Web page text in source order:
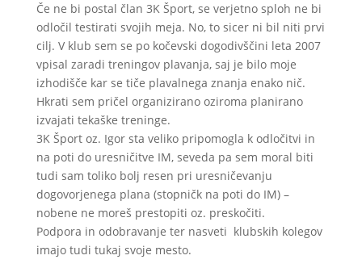
Če ne bi postal član 3K Šport, se verjetno sploh ne bi
odločil testirati svojih meja. No, to sicer ni bil niti prvi
cilj. V klub sem se po kočevski dogodivščini leta 2007
vpisal zaradi treningov plavanja, saj je bilo moje
izhodišče kar se tiče plavalnega znanja enako nič.
Hkrati sem pričel organizirano oziroma planirano
izvajati tekaške treninge.
3K Šport oz. Igor sta veliko pripomogla k odločitvi in
na poti do uresničitve IM, seveda pa sem moral biti
tudi sam toliko bolj resen pri uresničevanju
dogovorjenega plana (stopničk na poti do IM) –
nobene ne moreš prestopiti oz. preskočiti.
Podpora in odobravanje ter nasveti klubskih kolegov
imajo tudi tukaj svoje mesto.